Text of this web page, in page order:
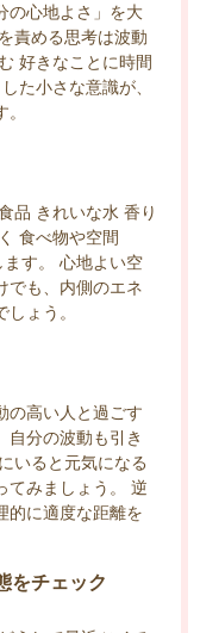
の心地よさ」を大
責める思考は波動
好きなことに時間
た小さな意識が、
品 きれいな水 香り
食べ物や空間
ます。 心地よい空
でも、内側のエネ
ょう。
の高い人と過ごす
自分の波動も引き
いると元気になる
てみましょう。 逆
的に適度な距離を
をチェック